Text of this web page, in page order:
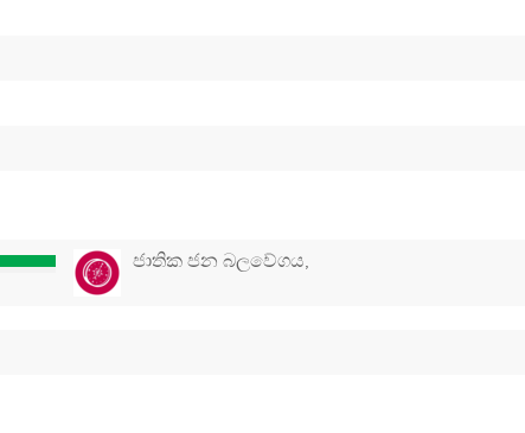
ජාතික ජන බලවේගය,